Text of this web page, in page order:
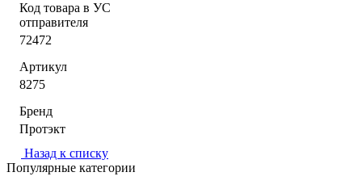
Код товара в УС
отправителя
72472
Артикул
8275
Бренд
Протэкт
Назад к списку
Популярные категории